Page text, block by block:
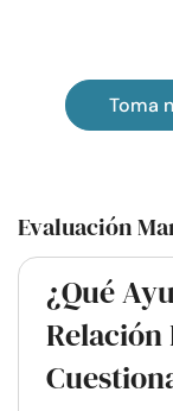
Toma
Evaluación
¿Qué
Relación